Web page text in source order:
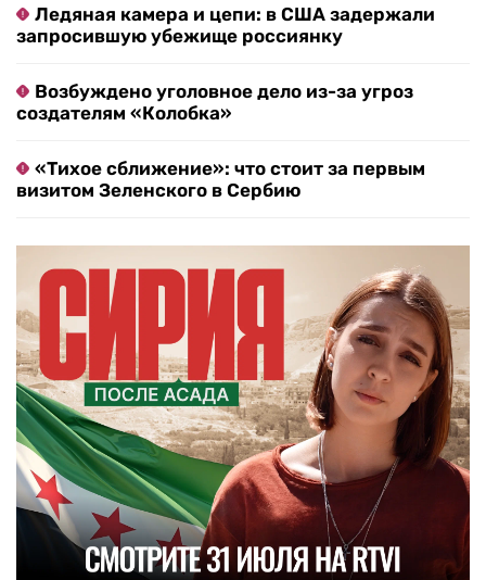
Ледяная камера и цепи: в США задержали
запросившую убежище россиянку
Возбуждено уголовное дело из-за угроз
создателям «Колобка»
«Тихое сближение»: что стоит за первым
визитом Зеленского в Сербию